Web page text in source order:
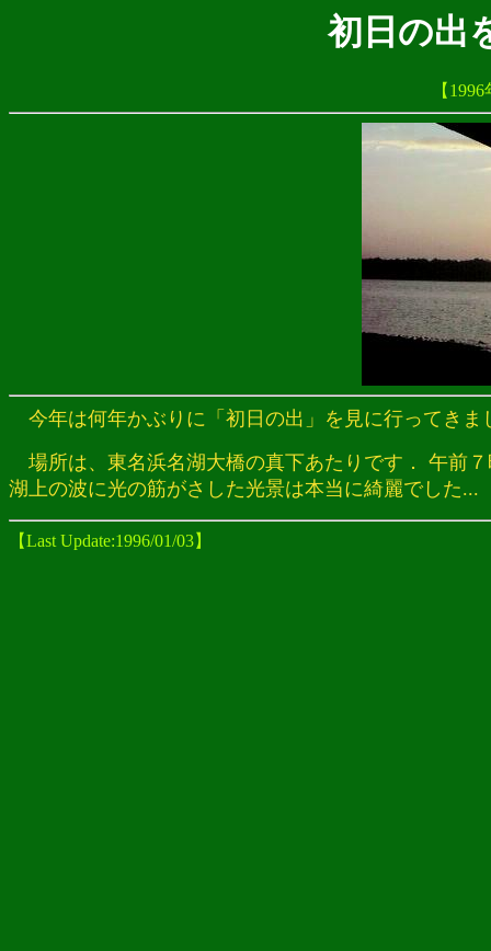
初日の出
【
今年は何年かぶりに「初日の出」を見に行ってきま
場所は、東名浜名湖大橋の真下あたりです． 午前
湖上の波に光の筋がさした光景は本当に綺麗でした...
【Last Update:1996/01/03】